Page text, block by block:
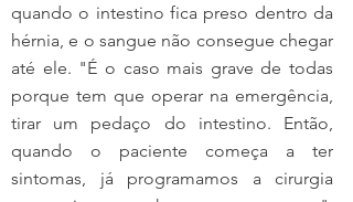
quando o intestino fica preso dentro da
hérnia, e o sangue não consegue chegar
até ele. "É o caso mais grave de todas
porque tem que operar na emergência,
tirar um pedaço do intestino. Então,
quando o paciente começa a ter
sintomas, já programamos a cirurgia